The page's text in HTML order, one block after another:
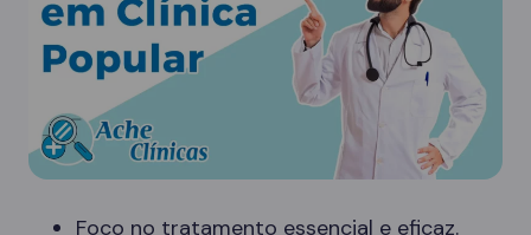
Foco no tratamento essencial e eficaz.